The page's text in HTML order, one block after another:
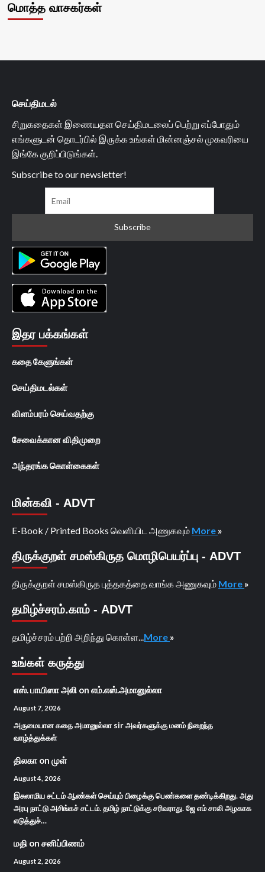
மொத்த வாசகர்கள்
செய்திமடல்
சிறுகதைகள் இணையதள செய்திமடலைப் பெற்று எப்போதும்
எங்களுடன் தொடர்பில் இருக்க உங்கள் மின்னஞ்சல் முகவரியை
இங்கே குறிப்பிடுங்கள்.
Subscribe to our newsletter!
இதர பக்கங்கள்
கதை கேளுங்கள்
செய்திமடல்கள்
விளம்பரம் செய்வதற்கு
சேவைக்கான விதிமுறை
அந்தரங்க கொள்கைகள்
மின்கவி - ADVT
E-Book / Printed Books வெளியிட அணுகவும் More »
திருக்குறள் சமஸ்கிருத மொழிபெயர்ப்பு - ADVT
திருக்குறள் சமஸ்கிருத புத்தகத்தை வாங்க அணுகவும் More »
தமிழ்ச்சரம்.காம் - ADVT
தமிழ்ச்சரம் பற்றி அறிந்து கொள்ள... More »
உங்கள் கருத்து
எஸ். பாயிஸா அலி on எம்.எஸ்.அமானுல்லா
August 7, 2026
அருமையான கதை அமானுல்லா sir அவர்களுக்கு மனம் நிறைந்த
வாழ்த்துக்கள்
திலகா on முள்
August 4, 2026
இசுலாமிய சட்டம் ஆண்கள் செய்யும் பிழைக்கு பெண்களை தண்டிக்கிறது. அது
அரபு நாட்டு அசிங்கச் சட்டம். தமிழ் நாட்டுக்கு சரிவராது. ஜே எம் சாலி அழகாக
எடுத்துச்…
மதி on சனிப்பிணம்
August 2, 2026